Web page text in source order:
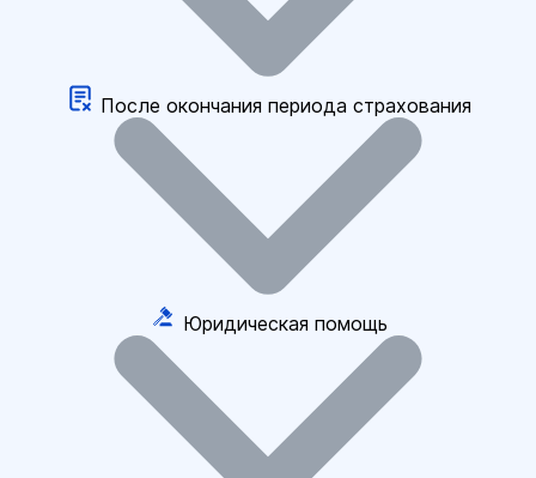
После окончания периода страхования
Юридическая помощь